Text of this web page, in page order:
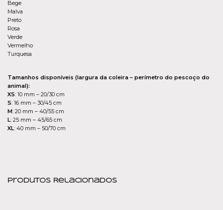
Bege
Malva
Preto
Rosa
Verde
Vermelho
Turquesa
Tamanhos disponíveis (largura da coleira – perímetro do pescoço do
animal):
XS: 10 mm – 20/30 cm
S: 16 mm – 30/45 cm
M: 20 mm – 40/55 cm
L: 25 mm – 45/65 cm
XL: 40 mm – 50/70 cm
Produtos Relacionados